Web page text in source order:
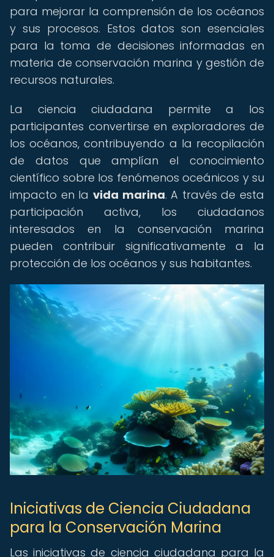
para mejorar la comprensión de los océanos
y sus procesos. Estos datos son esenciales
para la toma de decisiones informadas en
materia de conservación marina y gestión de
recursos naturales.
La ciencia ciudadana permite a los
participantes convertirse en exploradores de
los océanos, contribuyendo a la recopilación
de datos que amplían el conocimiento
científico sobre los fenómenos oceánicos y su
impacto en la vida marina. A través de esta
participación activa, los ciudadanos
interesados en la conservación marina
pueden contribuir significativamente a la
protección de los océanos y sus habitantes.
Iniciativas de Ciencia Ciudadana
para la Conservación Marina
Las iniciativas de ciencia ciudadana para la